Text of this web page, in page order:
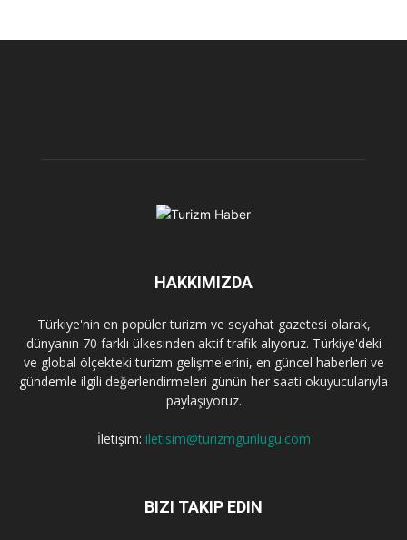
HAKKIMIZDA
Türkiye'nin en popüler turizm ve seyahat gazetesi olarak,
dünyanın 70 farklı ülkesinden aktif trafik alıyoruz. Türkiye'deki
ve global ölçekteki turizm gelişmelerini, en güncel haberleri ve
gündemle ilgili değerlendirmeleri günün her saati okuyucularıyla
paylaşıyoruz.
İletişim: iletisim@turizmgunlugu.com
BIZI TAKIP EDIN